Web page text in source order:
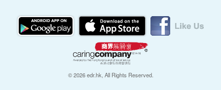
© 2026 edr.hk, All Rights Reserved.